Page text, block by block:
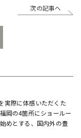
次の記事へ
実際に体感いただくた
岡の4箇所にショールー
めとする、国内外の豊